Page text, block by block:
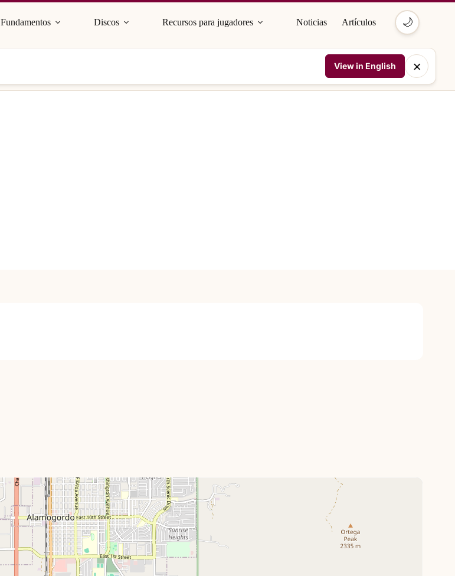
Fundamentos Discos Recursos para jugadores Noticias Artículos 🌙
View in English ×